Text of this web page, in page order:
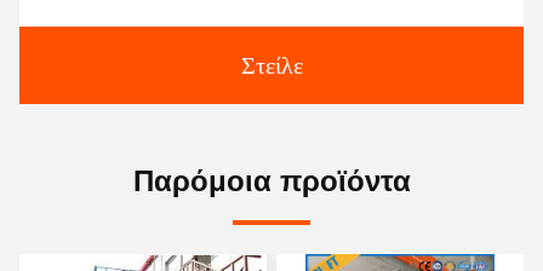
Στείλε
Παρόμοια προϊόντα